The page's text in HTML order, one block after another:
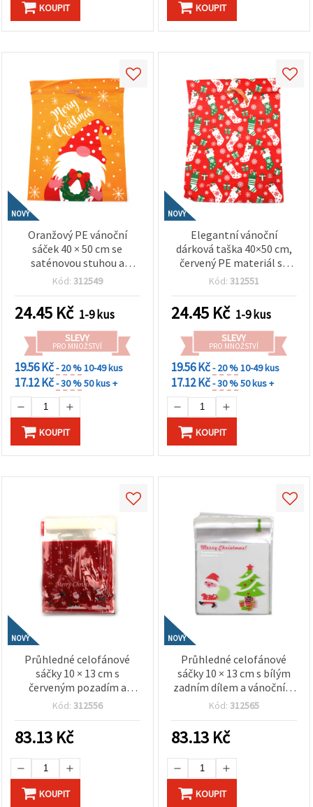
KOUPIT KOUPIT
NOVÝ
Oranžový PE vánoční
sáček 40 × 50 cm se
saténovou stuhou a
roztomilým motivem
Kód: 312549
24.45 Kč 1-9 kus
SLEVY
PRO MNOŽSTVÍ
19.56 Kč- 20 %10-49 kus
17.12 Kč- 30 %50 kus +
KOUPIT
NOVÝ
Elegantní vánoční
dárková taška 40×50 cm,
červený PE materiál se
svátečními motivy a
ideální na velké vánoční
dárky a dekorativní balení
(1 ks)
Kód: 312551
24.45 Kč 1-9 kus
SLEVY
PRO MNOŽSTVÍ
19.56 Kč- 20 %10-49 kus
17.12 Kč- 30 %50 kus +
KOUPIT
NOVÝ
Průhledné celofánové
sáčky 10 × 13 cm s
červeným pozadím a
motivem Santa s dárky –
Kód: 312556
83.13 Kč
KOUPIT
NOVÝ
Průhledné celofánové
sáčky 10 × 13 cm s bílým
zadním dílem a vánočním
motivem Santa s
dárky – sada 100 ks
Kód: 312565
83.13 Kč
KOUPIT